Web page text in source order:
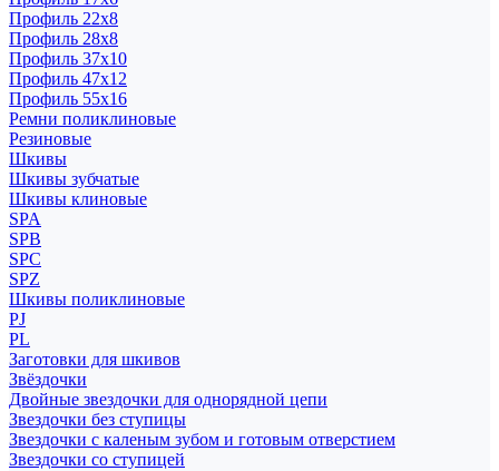
Профиль 22x8
Профиль 28x8
Профиль 37x10
Профиль 47x12
Профиль 55x16
Ремни поликлиновые
Резиновые
Шкивы
Шкивы зубчатые
Шкивы клиновые
SPA
SPB
SPC
SPZ
Шкивы поликлиновые
PJ
PL
Заготовки для шкивов
Звёздочки
Двойные звездочки для однорядной цепи
Звездочки без ступицы
Звездочки с каленым зубом и готовым отверстием
Звездочки со ступицей